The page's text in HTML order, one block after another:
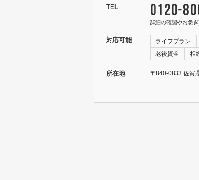
TEL 0120-
詳細の確認やお急
対応可能 ライフプラン
老後資金
相
所在地 〒840-0833 佐賀